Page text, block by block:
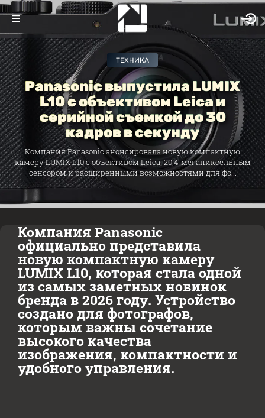
ТЕХНИКА
Panasonic выпустила LUMIX
L10 с объективом Leica и
серийной съемкой до 30
кадров в секунду
Компания Panasonic анонсировала новую компактную
камеру LUMIX L10 с объективом Leica, 20,4-мегапиксельным
сенсором и расширенными возможностями для фо...
Компания Panasonic
официально представила
новую компактную камеру
LUMIX L10, которая стала одной
из самых заметных новинок
бренда в 2026 году. Устройство
создано для фотографов,
которым важны сочетание
высокого качества
изображения, компактности и
удобного управления.